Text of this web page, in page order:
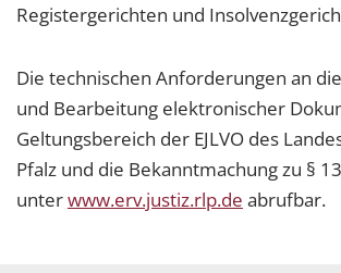
Registergerichten und
Die technischen Anforderungen an
und Bearbeitung elektronischer
Geltungsbereich der EJLVO des
Pfalz und die Bekanntmachung zu § 13
unterwww.erv.justiz.rlp.de abrufbar.